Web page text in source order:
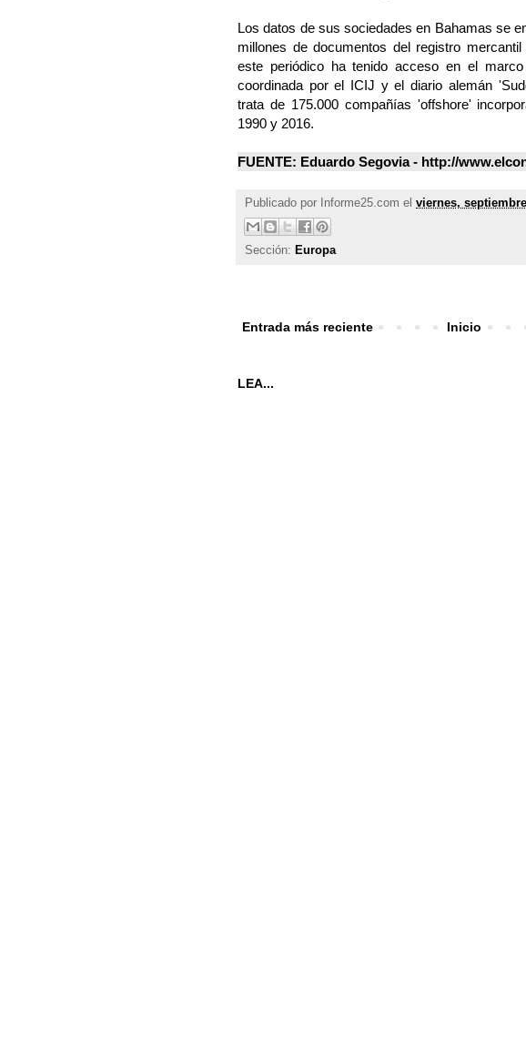
Los datos de sus sociedades en Bahamas se
millones de documentos del registro
este periódico ha tenido acceso en el
coordinada por el ICIJ y el diario alemán
trata de 175.000 compañías 'offshore'
1990 y 2016.
FUENTE: Eduardo Segovia - http://
Publicado por Informe25.com el viernes,
Sección: Europa
Entrada más reciente Inicio
LEA...